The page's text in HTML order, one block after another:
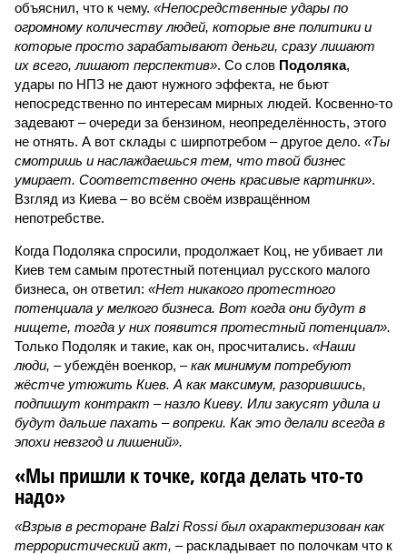
объяснил, что к чему. «Непосредственные удары по
огромному количеству людей, которые вне политики и
которые просто зарабатывают деньги, сразу лишают
их всего, лишают перспектив». Со слов Подоляка,
удары по НПЗ не дают нужного эффекта, не бьют
непосредственно по интересам мирных людей. Косвенно-то
задевают – очереди за бензином, неопределённость, этого
не отнять. А вот склады с ширпотребом – другое дело. «Ты
смотришь и наслаждаешься тем, что твой бизнес
умирает. Соответственно очень красивые картинки».
Взгляд из Киева – во всём своём извращённом
непотребстве.
Когда Подоляка спросили, продолжает Коц, не убивает ли
Киев тем самым протестный потенциал русского малого
бизнеса, он ответил: «Нет никакого протестного
потенциала у мелкого бизнеса. Вот когда они будут в
нищете, тогда у них появится протестный потенциал».
Только Подоляк и такие, как он, просчитались. «Наши
люди, – убеждён военкор, –как минимум потребуют
жёстче утюжить Киев. А как максимум, разорившись,
подпишут контракт – назло Киеву. Или закусят удила и
будут дальше пахать – вопреки. Как это делали всегда в
эпохи невзгод и лишений».
«Мы пришли к точке, когда делать что-то
надо»
«Взрыв в ресторане Balzi Rossi был охарактеризован как
террористический акт, –раскладывает по полочкам что к